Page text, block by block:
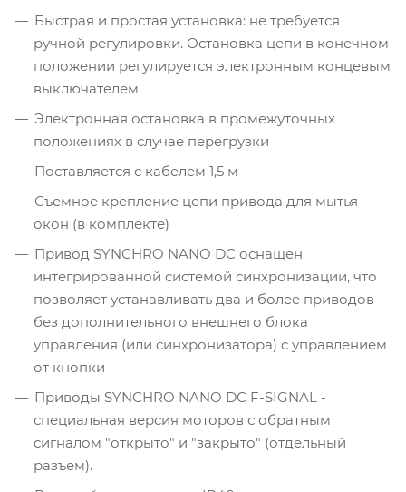
Быстрая и простая установка: не требуется
ручной регулировки. Остановка цепи в конечном
положении регулируется электронным концевым
выключателем
Электронная остановка в промежуточных
положениях в случае перегрузки
Поставляется с кабелем 1,5 м
Съемное крепление цепи привода для мытья
окон (в комплекте)
Привод SYNCHRO NANO DC оснащен
интегрированной системой синхронизации, что
позволяет устанавливать два и более приводов
без дополнительного внешнего блока
управления (или синхронизатора) с управлением
от кнопки
Приводы SYNCHRO NANO DC F-SIGNAL -
специальная версия моторов с обратным
сигналом "открыто" и "закрыто" (отдельный
разъем).